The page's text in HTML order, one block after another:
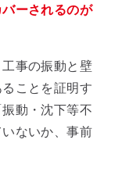
ーされるのが
事の振動と壁
ことを証明す
動・沈下等不
ないか、事前